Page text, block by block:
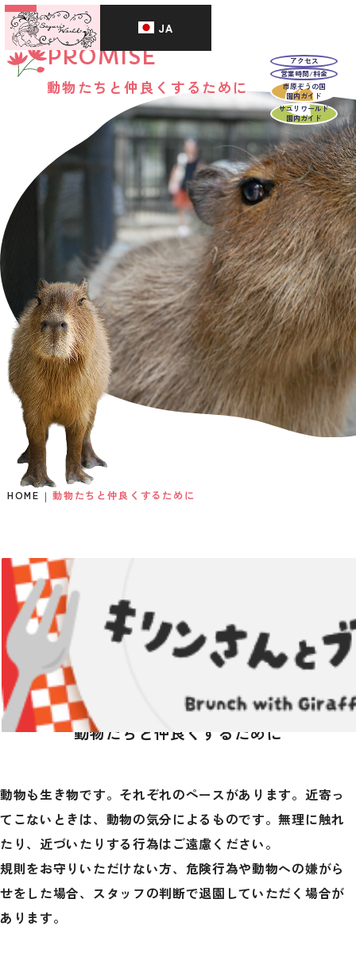
JA
アクセス
営業時間/料金
市原ぞうの国
園内ガイド
サユリワールド
園内ガイド
PROMISE
動物たちと仲良くするために
HOME 動物たちと仲良くするために
We kindly ask our
guests
動物たちと仲良くするために
動物も生き物です。それぞれのペースがあります。 近寄っ
てこないときは、動物の気分によるものです。無理に触れ
たり、近づいたりする行為はご遠慮ください。
規則をお守りいただけない方、危険行為や動物への嫌がら
せをした場合、 スタッフの判断で退園していただく場合が
あります。